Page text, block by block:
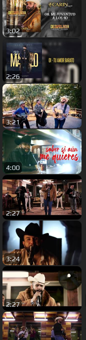
3:02
2:26
3:21
4:00
2:27
3:24
2:27